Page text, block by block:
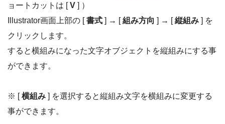
ョートカットは [V ] ）
Illustrator画面上部の [書式 ] → [組み方向 ] → [縦組み ] を
クリックします。
すると横組みになった文字オブジェクトを縦組みにする事
ができます。
※ [横組み ] を選択すると縦組み文字を横組みに変更する
事ができます。